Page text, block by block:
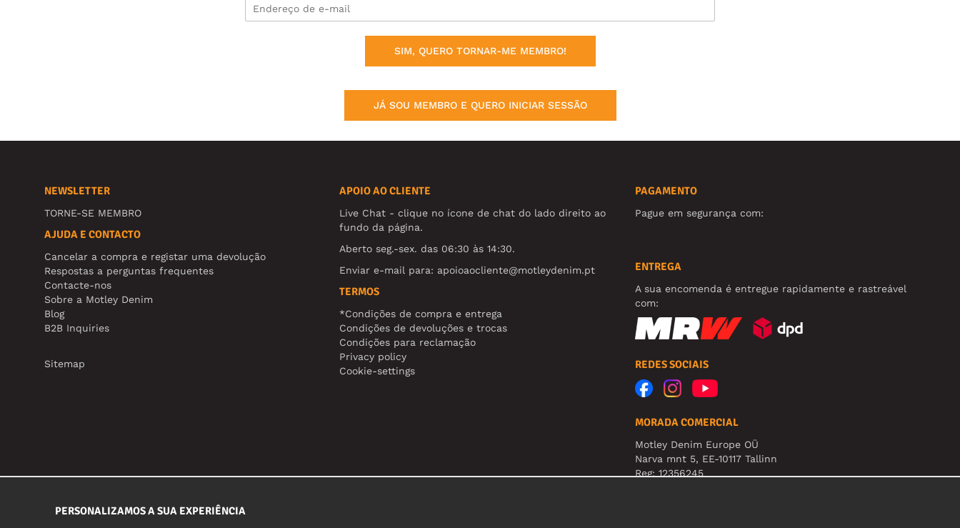
SIM, QUERO TORNAR-ME MEMBRO!
JÁ SOU MEMBRO E QUERO INICIAR SESSÃO
NEWSLETTER
TORNE-SE MEMBRO
AJUDA E CONTACTO
Cancelar a compra e registar uma devolução
Respostas a perguntas frequentes
Contacte-nos
Sobre a Motley Denim
Blog
B2B Inquiries
Sitemap
APOIO AO CLIENTE
Live Chat - clique no ícone de chat do lado direito ao
fundo da página.
Aberto seg.-sex. das 06:30 às 14:30.
Enviar e-mail para: apoioaocliente@motleydenim.pt
TERMOS
*Condições de compra e entrega
Condições de devoluções e trocas
Condições para reclamação
Privacy policy
Cookie-settings
PAGAMENTO
Pague em segurança com:
ENTREGA
A sua encomenda é entregue rapidamente e rastreável
com:
REDES SOCIAIS
MORADA COMERCIAL
Motley Denim Europe OÜ
Narva mnt 5, EE-10117 Tallinn
Reg: 12356245
PERSONALIZAMOS A SUA EXPERIÊNCIA